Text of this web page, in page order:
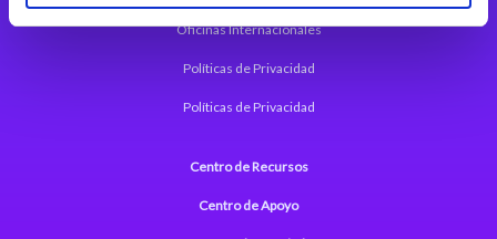
Oficinas Internacionales
Políticas de Privacidad
Políticas de Privacidad
Centro de Recursos
Centro de Apoyo